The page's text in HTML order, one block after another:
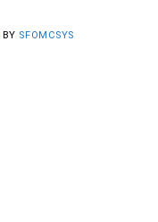
BY SFOMCSYS